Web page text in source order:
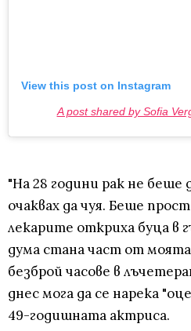
View this post on Instagram
A post shared by Sofia
"На 28 години рак не беше
очаквах да чуя. Беше
лекарите откриха буца в
дума стана част от
безброй часове в
днес мога да се нарека
49-годишната актриса.